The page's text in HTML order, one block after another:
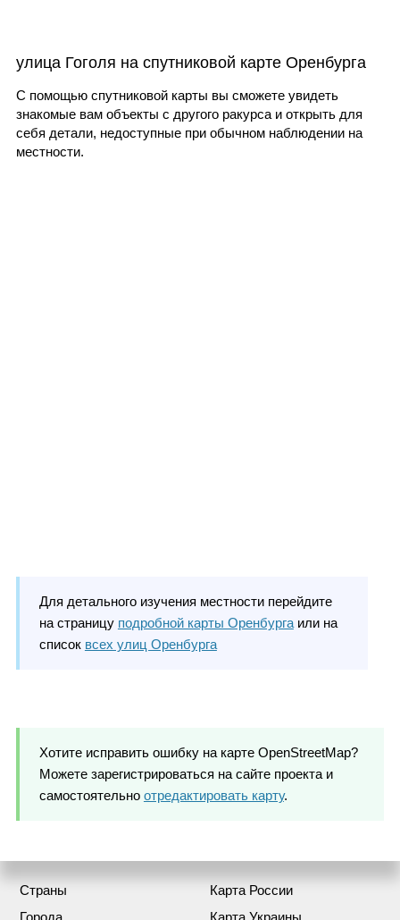
улица Гоголя на спутниковой карте Оренбурга
С помощью спутниковой карты вы сможете увидеть
знакомые вам объекты с другого ракурса и открыть для
себя детали, недоступные при обычном наблюдении на
местности.
Для детального изучения местности перейдите
на страницу подробной карты Оренбургаили на
список всех улиц Оренбурга
Хотите исправить ошибку на карте OpenStreetMap?
Можете зарегистрироваться на сайте проекта и
самостоятельно отредактировать карту.
Страны
Города
Карта России
Карта Украины